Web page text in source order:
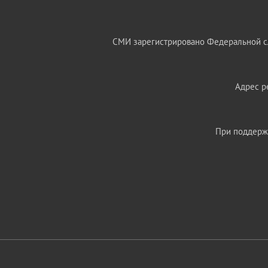
СМИ зарегистрировано Федеральной
Адрес
При